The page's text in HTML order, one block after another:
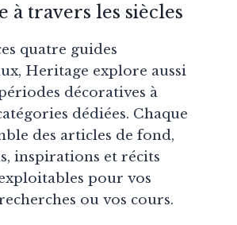
à travers les siècles
quatre guides
Heritage explore aussi
décoratives à
dédiées. Chaque
des articles de fond,
inspirations et récits
pour vos
ou vos cours.